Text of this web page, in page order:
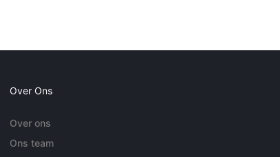
Over Ons
Over ons
Ons team